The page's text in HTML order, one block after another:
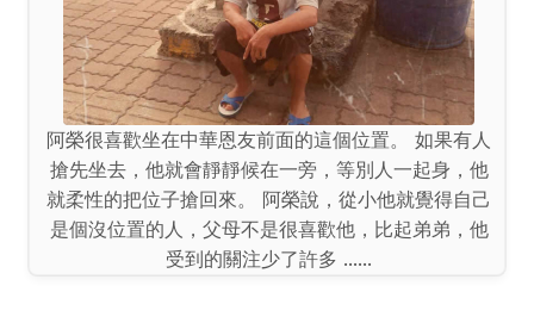
阿伯最愛跟我說在故鄉白河種蓮花的日子。「種蓮花
沒有那麼浪漫啦，又怕天災，又要憂愁水源，更害怕
蟲害......」阿伯說他的牽手以前剝蓮子老是剝到指甲
斷裂，剝到指關節疼痛不堪，說著說著臉上還露出心
疼的表情。「可是那時候的日子是辛苦又快活。」阿